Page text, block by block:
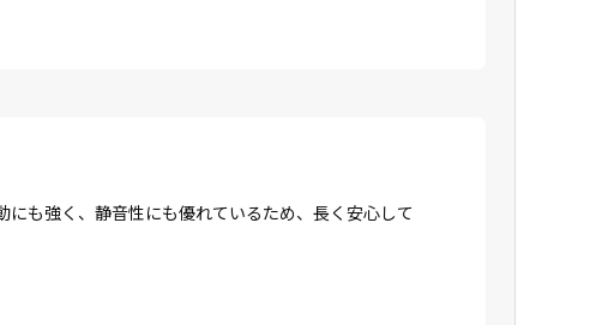
も強く、静音性にも優れているため、長く安心して